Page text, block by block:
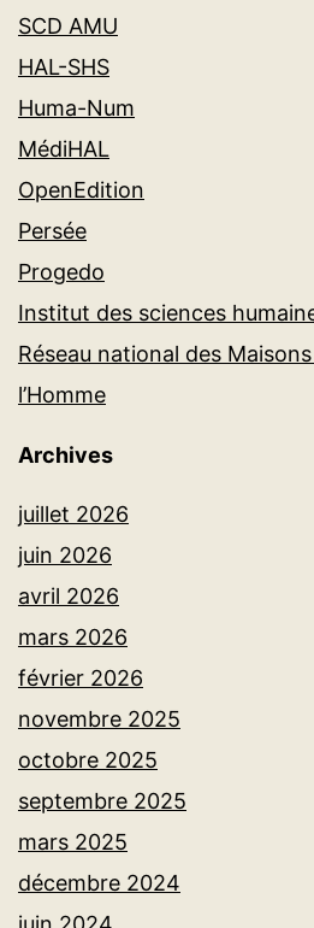
SCD AMU
HAL-SHS
Huma-Num
MédiHAL
OpenEdition
Persée
Progedo
Institut des sciences
Réseau national des
l’Homme
Archives
juillet 2026
juin 2026
avril 2026
mars 2026
février 2026
novembre 2025
octobre 2025
septembre 2025
mars 2025
décembre 2024